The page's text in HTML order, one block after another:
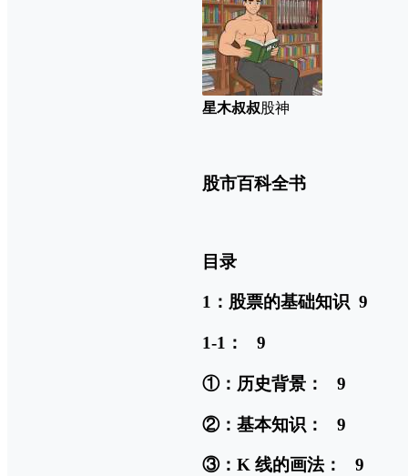
星木叔叔股神
股市百科全书
目录
1：股票的基础知识 9
1-1： 9
①：历史背景： 9
②：基本知识： 9
③：K 线的画法： 9